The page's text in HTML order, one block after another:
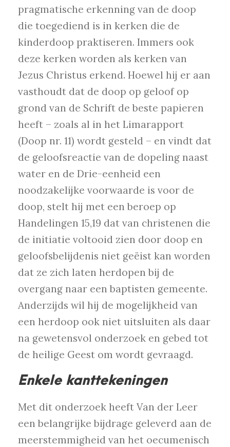
pragmatische erkenning van de doop
die toegediend is in kerken die de
kinderdoop praktiseren. Immers ook
deze kerken worden als kerken van
Jezus Christus erkend. Hoewel hij er aan
vasthoudt dat de doop op geloof op
grond van de Schrift de beste papieren
heeft – zoals al in het Limarapport
(Doop nr. 11) wordt gesteld – en vindt dat
de geloofsreactie van de dopeling naast
water en de Drie-eenheid een
noodzakelijke voorwaarde is voor de
doop, stelt hij met een beroep op
Handelingen 15,19 dat van christenen die
de initiatie voltooid zien door doop en
geloofsbelijdenis niet geëist kan worden
dat ze zich laten herdopen bij de
overgang naar een baptisten gemeente.
Anderzijds wil hij de mogelijkheid van
een herdoop ook niet uitsluiten als daar
na gewetensvol onderzoek en gebed tot
de heilige Geest om wordt gevraagd.
Enkele kanttekeningen
Met dit onderzoek heeft Van der Leer
een belangrijke bijdrage geleverd aan de
meerstemmigheid van het oecumenisch